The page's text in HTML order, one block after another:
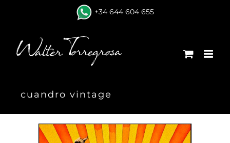
content
+34 644 604 655
cuandro vintage